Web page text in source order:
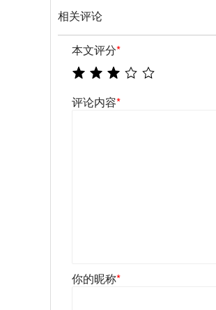
相关评论
本文评分*
评论内容*
你的昵称*